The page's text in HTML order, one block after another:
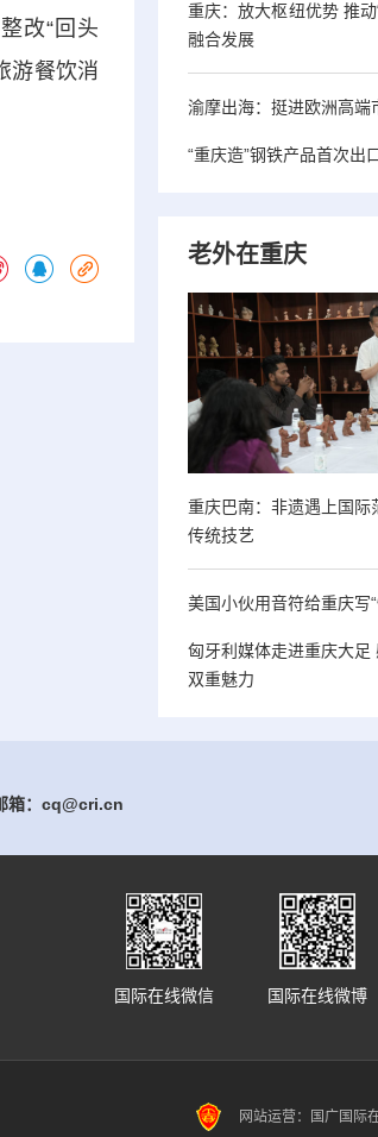
改“回头
游餐饮消
重庆：放大枢纽优势 推
融合发展
渝摩出海：挺进欧洲高端
“重庆造”钢铁产品首次出
老外在重庆
重庆巴南：非遗遇上国际
传统技艺
美国小伙用音符给重庆写
匈牙利媒体走进重庆大足
双重魅力
箱：cq@cri.cn
国际在线微博
国际在线微信
网站运营：国广国际